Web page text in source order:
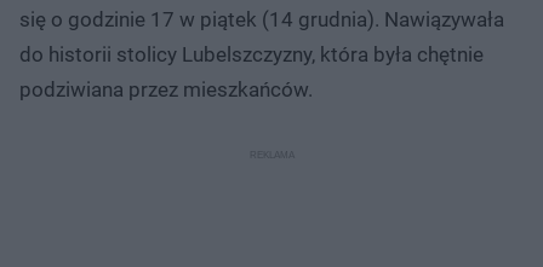
się o godzinie 17 w piątek (14 grudnia). Nawiązywała
do historii stolicy Lubelszczyzny, która była chętnie
podziwiana przez mieszkańców.